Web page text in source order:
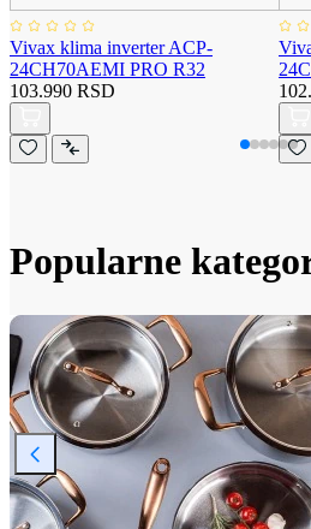
Vivax klima inverter ACP-
24CH70AEMI PRO R32
103.990 RSD
Popularne